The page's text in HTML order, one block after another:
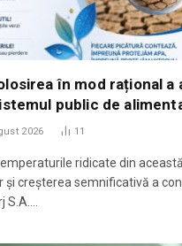
în mod rațional a
public de
2026 11
ridicate din
și creșterea semnificativă a
S.A.…